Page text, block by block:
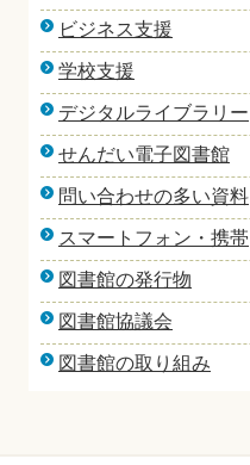
ビジネス支援
学校支援
デジタルライブラリー
せんだい電子図書館
問い合わせの多い資料
スマートフォン・携帯
図書館の発行物
図書館協議会
図書館の取り組み